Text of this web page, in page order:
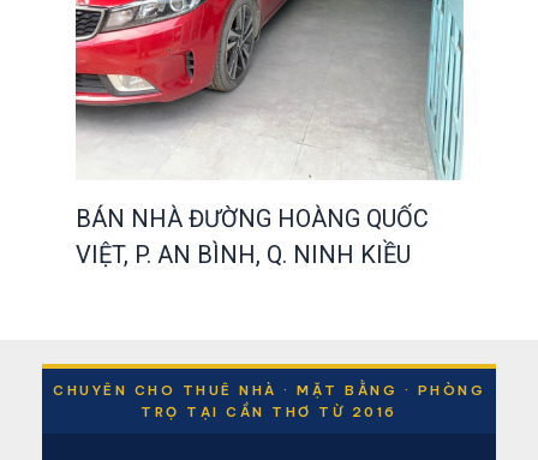
BÁN NHÀ ĐƯỜNG HOÀNG QUỐC
VIỆT, P. AN BÌNH, Q. NINH KIỀU
CHUYÊN CHO THUÊ NHÀ · MẶT BẰNG · PHÒNG
TRỌ TẠI CẦN THƠ TỪ 2016